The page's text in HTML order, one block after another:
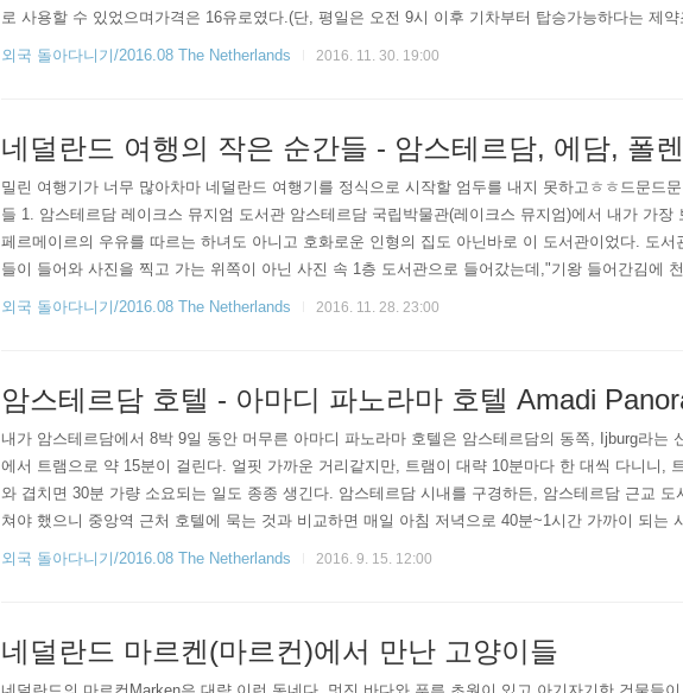
로 사용할 수 있었으며가격은 16유로였다.(단, 평일은 오전 9시 이후 기차부터 탑승가능하다는 제
9시 이전에 간 적이 없...) 나의 경우 티켓 판매 시기와 여행 일정(8.25~9.3)이 찰떡같이 맞아주었기
외국 돌아다니기/2016.08 The Netherlands 2016. 11. 30. 19:00
네덜란드 여행의 작은 순간들 - 암스테르담, 에담, 폴
밀린 여행기가 너무 많아차마 네덜란드 여행기를 정식으로 시작할 엄두를 내지 못하고ㅎㅎ드문드
들 1. 암스테르담 레이크스 뮤지엄 도서관 암스테르담 국립박물관(레이크스 뮤지엄)에서 내가 가
페르메이르의 우유를 따르는 하녀도 아니고 호화로운 인형의 집도 아닌바로 이 도서관이었다. 도
들이 들어와 사진을 찍고 가는 위쪽이 아닌 사진 속 1층 도서관으로 들어갔는데,"기왕 들어간김에
고 앉아 책을 읽었던 순간이나는 너무나 좋았다.(단, 열람실에서는 사진 촬영이 금지되어 있으니 참
외국 돌아다니기/2016.08 The Netherlands 2016. 11. 28. 23:00
암스테르담 호텔 - 아마디 파노라마 호텔 Amadi
내가 암스테르담에서 8박 9일 동안 머무른 아마디 파노라마 호텔은 암스테르담의 동쪽, Ijburg라는
에서 트램으로 약 15분이 걸린다. 얼핏 가까운 거리같지만, 트램이 대략 10분마다 한 대씩 다니니,
와 겹치면 30분 가량 소요되는 일도 종종 생긴다. 암스테르담 시내를 구경하든, 암스테르담 근교
쳐야 했으니 중앙역 근처 호텔에 묵는 것과 비교하면 매일 아침 저녁으로 40분~1시간 가까이 되는
스테르담 시내에 8박이나 머물면 암스테르담의 오래된 건물들과 운하는 지겨울 정도로 잔뜩 보리
외국 돌아다니기/2016.08 The Netherlands 2016. 9. 15. 12:00
네덜란드 마르켄(마르컨)에서 만난 고양이들